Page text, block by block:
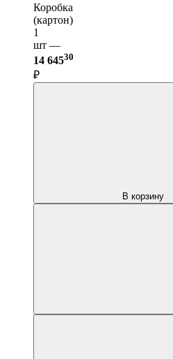
Коробка
(картон)
1
шт —
14 64530
₽
В корзину